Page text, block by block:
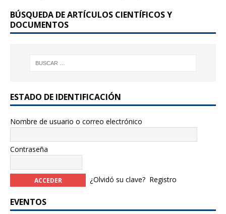
o
k
BÚSQUEDA DE ARTÍCULOS CIENTÍFICOS Y
DOCUMENTOS
ESTADO DE IDENTIFICACIÓN
Nombre de usuario o correo electrónico
Contraseña
¿Olvidó su clave? Registro
EVENTOS